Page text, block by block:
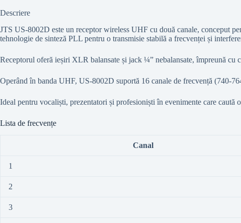
Descriere
JTS US-8002D este un receptor wireless UHF cu două canale, conceput
tehnologie de sinteză PLL pentru o transmisie stabilă a frecvenței și
Receptorul oferă ieșiri XLR balansate și jack ¼” nebalansate, împreună
Operând în banda UHF, US-8002D suportă 16 canale de frecvență (740-
Ideal pentru vocaliști, prezentatori și profesioniști în evenimente care caută
Lista de frecvențe
Canal
1
2
3